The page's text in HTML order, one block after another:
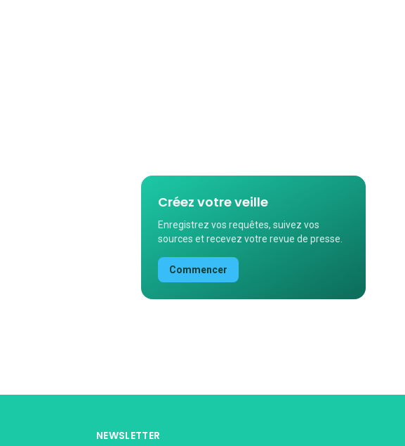
Créez votre veille
Enregistrez vos requêtes, suivez vos
sources et recevez votre revue de presse.
Commencer
NEWSLETTER